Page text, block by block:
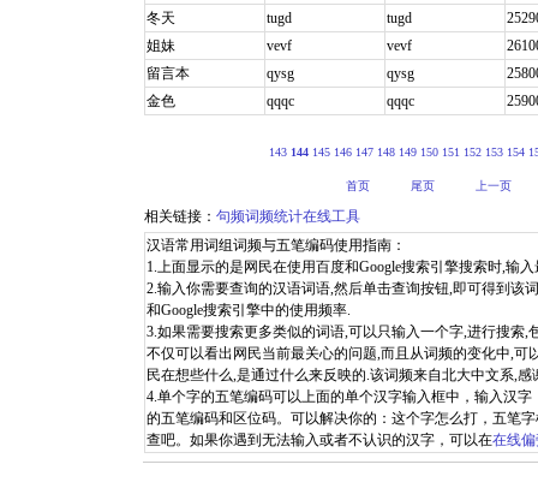
冬天
tugd tugd
姐妹
vevf vevf
留言本
qysg qysg
金色
qqqc qqqc
143 144 145 146 147 148 149 150 151 152 153 154
首页 尾页 上一页
相关链接： 句频词频统计在线工具
汉语常用词组词频与五笔编码使用指南：
1.上面显示的是网民在使用百度和Google搜索引擎搜索时,输
2.输入你需要查询的汉语词语,然后单击查询按钮,即可得到该
和Google搜索引擎中的使用频率.
3.如果需要搜索更多类似的词语,可以只输入一个字,进行搜索
不仅可以看出网民当前最关心的问题,而且从词频的变化中,
民在想些什么,是通过什么来反映的.该词频来自北大中文系,
4.单个字的五笔编码可以上面的单个汉字输入框中，输入汉
的五笔编码和区位码。可以解决你的：这个字怎么打，五笔
查吧。如果你遇到无法输入或者不认识的汉字，可以在在线